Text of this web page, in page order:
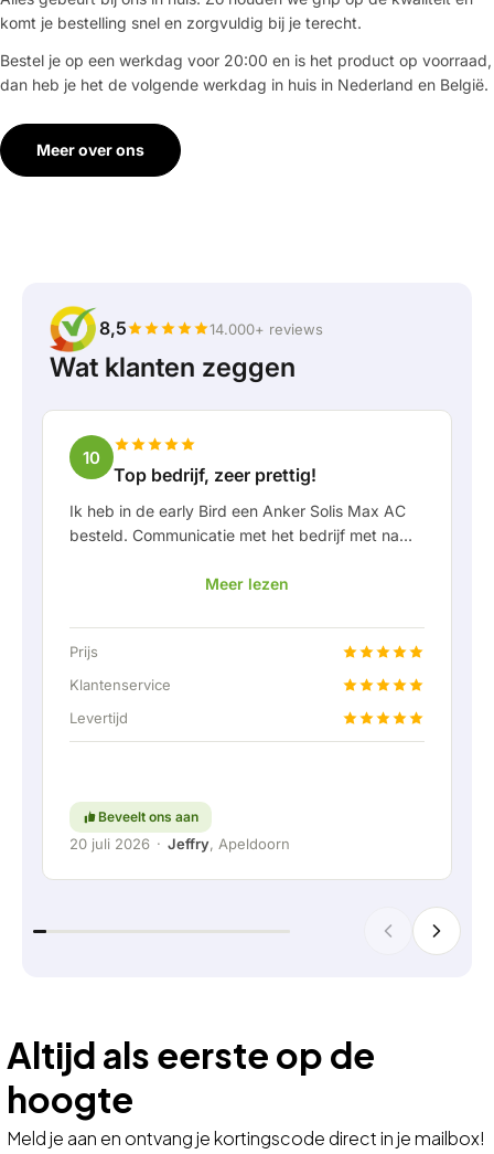
komt je bestelling snel en zorgvuldig bij je terecht.
Bestel je op een werkdag voor 20:00 en is het product op voorraad,
dan heb je het de volgende werkdag in huis in Nederland en België.
Meer over ons
8,5 14.000+ reviews
Wat klanten zeggen
10
Top bedrijf, zeer prettig!
Ik heb in de early Bird een Anker Solis Max AC
besteld. Communicatie met het bedrijf met name
werd ik goed op de hoogte gehouden van
afspraak van levering werd er zelfs een gratis
een vaste aansluiting aangeboden om de thuis
accu doormiddel van een vaste verbinding aan
Kortom; een erg fijn bedrijf waar service en
Meer lezen
Prijs
Klantenservice
Levertijd
Beveelt ons aan
20 juli 2026 · Jeffry, Apeldoorn
Altijd als eerste op de
hoogte
Meld je aan en ontvang je kortingscode direct in je mailbox!